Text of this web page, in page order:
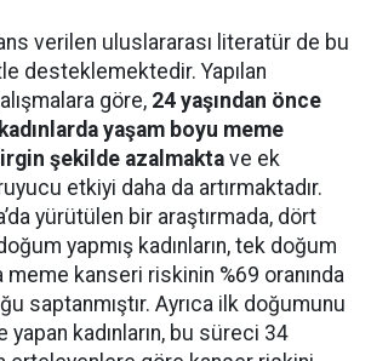
verilen uluslararası literatür de bu
desteklemektedir. Yapılan
göre, 24 yaşından önce
yaşam boyu meme
şekilde azalmakta ve ek
etkiyi daha da artırmaktadır.
yürütülen bir araştırmada, dört
yapmış kadınların, tek doğum
meme kanseri riskinin %69 oranında
saptanmıştır. Ayrıca ilk doğumunu
yapan kadınların, bu süreci 34